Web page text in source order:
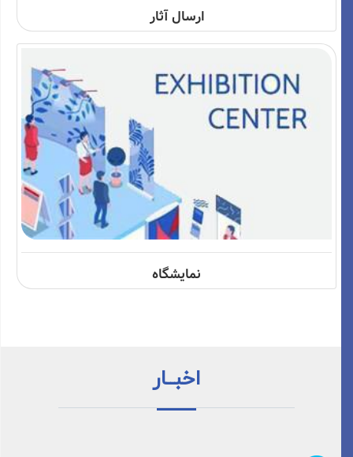
ارسال آثار
نمایشگاه
اخبــار